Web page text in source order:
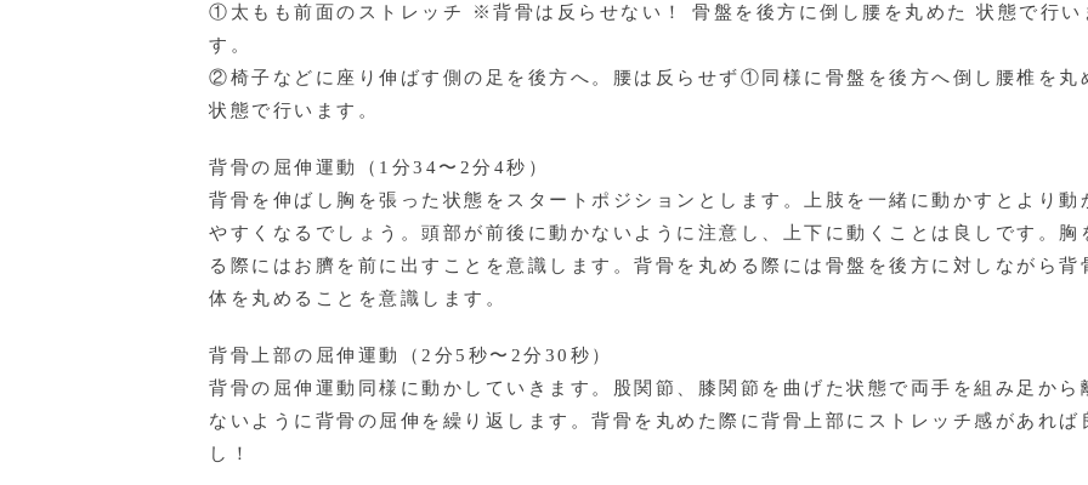
①太もも前面のストレッチ ※背骨は反らせない！ 骨盤を後方に倒し腰を丸めた 状態で行い
す。
②椅子などに座り伸ばす側の足を後方へ。腰は反らせず①同様に骨盤を後方へ倒し腰椎を丸
状態で行います。
背骨の屈伸運動（1分34〜2分4秒）
背骨を伸ばし胸を張った状態をスタートポジションとします。上肢を一緒に動かすとより動
やすくなるでしょう。頭部が前後に動かないように注意し、上下に動くことは良しです。胸
る際にはお臍を前に出すことを意識します。背骨を丸める際には骨盤を後方に対しながら背
体を丸めることを意識します。
背骨上部の屈伸運動（2分5秒〜2分30秒）
背骨の屈伸運動同様に動かしていきます。股関節、膝関節を曲げた状態で両手を組み足から
ないように背骨の屈伸を繰り返します。背骨を丸めた際に背骨上部にストレッチ感があれば
し！